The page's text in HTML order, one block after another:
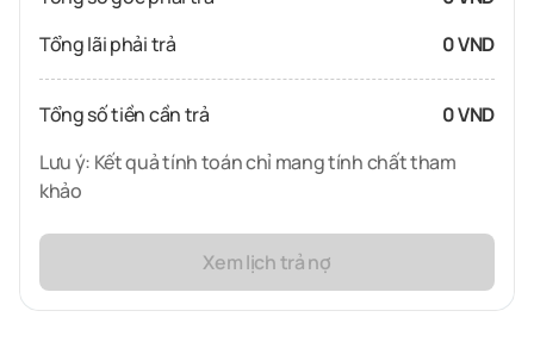
Tổng lãi phải trả
0 VND
Tổng số tiền cần trả
0 VND
Lưu ý: Kết quả tính toán chỉ mang tính chất tham
khảo
Xem lịch trả nợ